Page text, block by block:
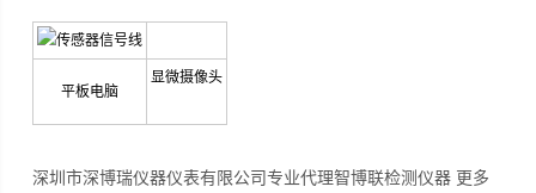
平板电脑
显微摄像头
深圳市深博瑞仪器仪表有限公司专业代理智博联检测仪器 更多